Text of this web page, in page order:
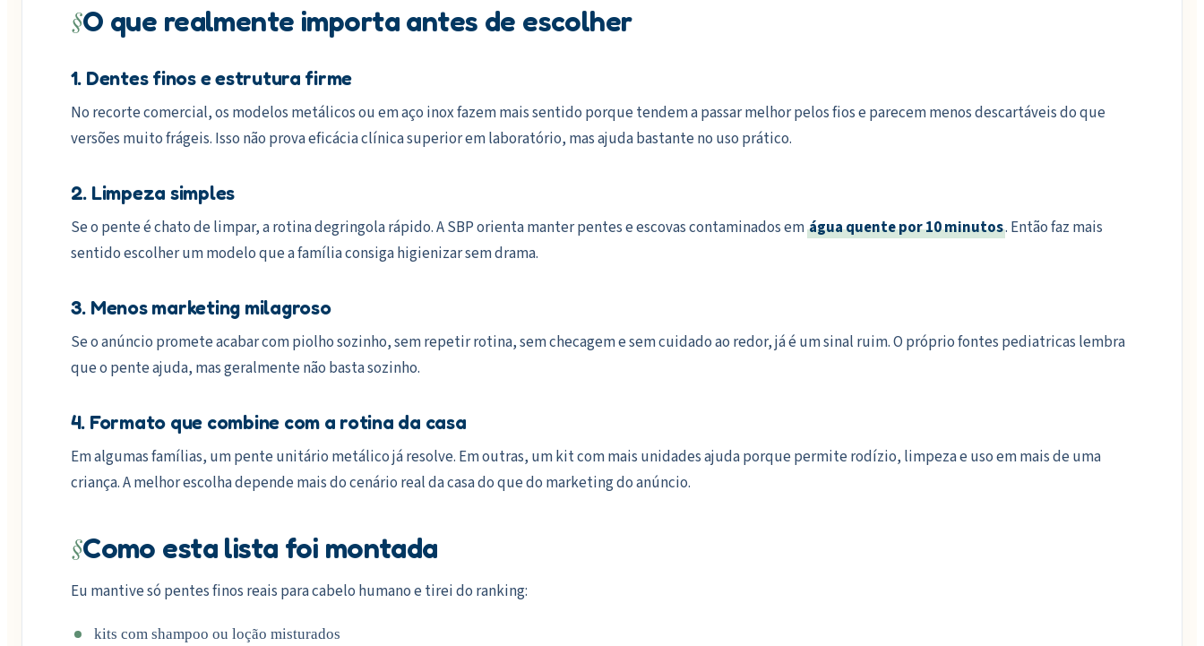
§O que realmente importa antes de escolher
1. Dentes finos e estrutura firme
No recorte comercial, os modelos metálicos ou em aço inox fazem mais sentido porque tendem a passar melhor pelos fios e parecem menos descartáveis do que
versões muito frágeis. Isso não prova eficácia clínica superior em laboratório, mas ajuda bastante no uso prático.
2. Limpeza simples
Se o pente é chato de limpar, a rotina degringola rápido. A SBP orienta manter pentes e escovas contaminados emágua quente por 10 minutos. Então faz mais
sentido escolher um modelo que a família consiga higienizar sem drama.
3. Menos marketing milagroso
Se o anúncio promete acabar com piolho sozinho, sem repetir rotina, sem checagem e sem cuidado ao redor, já é um sinal ruim. O próprio fontes pediatricas lembra
que o pente ajuda, mas geralmente não basta sozinho.
4. Formato que combine com a rotina da casa
Em algumas famílias, um pente unitário metálico já resolve. Em outras, um kit com mais unidades ajuda porque permite rodízio, limpeza e uso em mais de uma
criança. A melhor escolha depende mais do cenário real da casa do que do marketing do anúncio.
§Como esta lista foi montada
Eu mantive só pentes finos reais para cabelo humano e tirei do ranking:
kits com shampoo ou loção misturados